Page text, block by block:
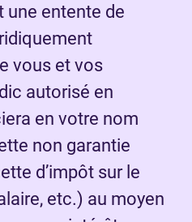
entente de
vous et vos
autorisé en
en votre nom
non garantie
d’impôt sur le
etc.) au moyen